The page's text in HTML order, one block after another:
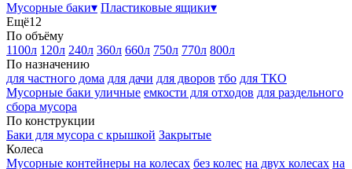
Мусорные баки▾ Пластиковые ящики▾
Ещё12
По объёму
1100л 120л 240л 360л 660л 750л 770л 800л
По назначению
для частного дома для дачи для дворов тбо для ТКО
Мусорные баки уличные емкости для отходов для раздельного
сбора мусора
По конструкции
Баки для мусора с крышкой Закрытые
Колеса
Мусорные контейнеры на колесах без колес на двух колесах на